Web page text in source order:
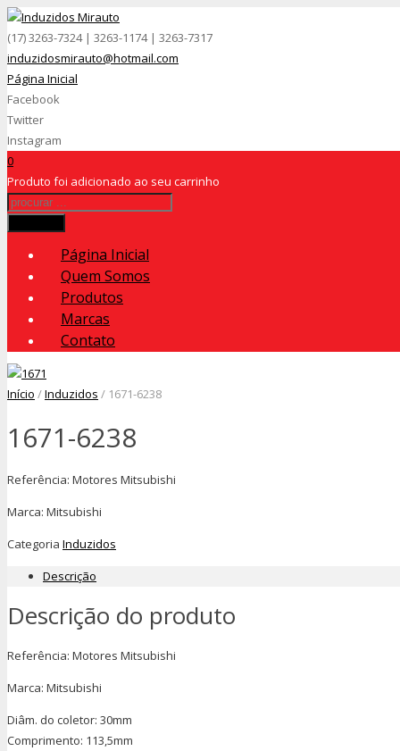
(17) 3263-7324 | 3263-1174 | 3263-7317
induzidosmirauto@hotmail.com
Página Inicial
Facebook
Twitter
Instagram
0
Produto foi adicionado ao seu carrinho
Página Inicial
Quem Somos
Produtos
Marcas
Contato
Início /Induzidos / 1671-6238
1671-6238
Referência: Motores Mitsubishi
Marca: Mitsubishi
Categoria Induzidos
Descrição
Descrição do produto
Referência: Motores Mitsubishi
Marca: Mitsubishi
Diâm. do coletor: 30mm
Comprimento: 113,5mm